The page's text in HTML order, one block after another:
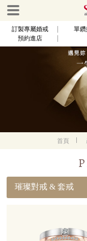
訂製專屬婚戒 單
預約進店
首頁
璀璨對戒 & 套戒